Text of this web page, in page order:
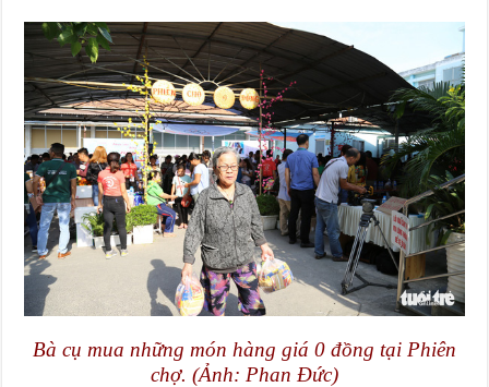
Bà cụ mua những món hàng giá 0 đồng tại Phiên
chợ. (Ảnh: Phan Đức)